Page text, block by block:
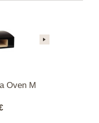
Oven M